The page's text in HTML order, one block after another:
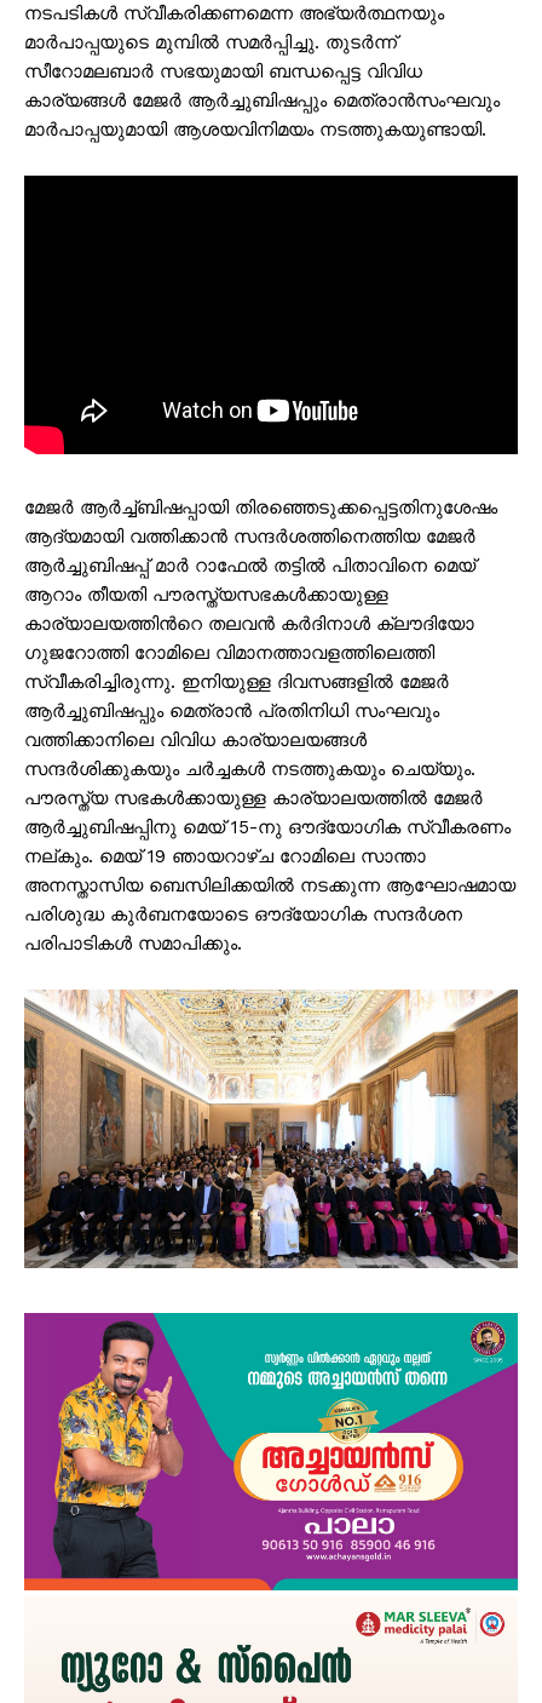
PALA VISION
നടപടികള്‍ സ്വീകരിക്കണമെന്ന അഭ്യര്‍ത്ഥനയും
മാര്‍പാപ്പയുടെ മുമ്പില്‍ സമര്‍പ്പിച്ചു. തുടര്‍ന്ന്
സീറോമലബാര്‍ സഭയുമായി ബന്ധപ്പെട്ട വിവിധ
കാര്യങ്ങള്‍ മേജര്‍ ആര്‍ച്ചുബിഷപ്പും മെത്രാന്‍സംഘവും
മാര്‍പാപ്പയുമായി ആശയവിനിമയം നടത്തുകയുണ്ടായി.
മേജര്‍ ആര്‍ച്ച്ബിഷപ്പായി തിരഞ്ഞെടുക്കപ്പെട്ടതിനുശേഷം
ആദ്യമായി വത്തിക്കാന്‍ സന്ദര്‍ശത്തിനെത്തിയ മേജര്‍
ആര്‍ച്ചുബിഷപ്പ് മാര്‍ റാഫേല്‍ തട്ടില്‍ പിതാവിനെ മെയ്
ആറാം തീയതി പൗരസ്ത്യസഭകള്‍ക്കായുള്ള
കാര്യാലയത്തിന്‍റെ തലവന്‍ കര്‍ദിനാള്‍ ക്ലൗദിയോ
ഗുജറോത്തി റോമിലെ വിമാനത്താവളത്തിലെത്തി
സ്വീകരിച്ചിരുന്നു. ഇനിയുള്ള ദിവസങ്ങളില്‍ മേജര്‍
ആര്‍ച്ചുബിഷപ്പും മെത്രാന്‍ പ്രതിനിധി സംഘവും
വത്തിക്കാനിലെ വിവിധ കാര്യാലയങ്ങള്‍
സന്ദര്‍ശിക്കുകയും ചര്‍ച്ചകള്‍ നടത്തുകയും ചെയ്യും.
പൗരസ്ത്യ സഭകള്‍ക്കായുള്ള കാര്യാലയത്തില്‍ മേജര്‍
ആര്‍ച്ചുബിഷപ്പിനു മെയ് 15-നു ഔദ്യോഗിക സ്വീകരണം
നല്കും. മെയ് 19 ഞായറാഴ്ച റോമിലെ സാന്താ
അനസ്താസിയ ബെസിലിക്കയില്‍ നടക്കുന്ന ആഘോഷമായ
പരിശുദ്ധ കുര്‍ബനയോടെ ഔദ്യോഗിക സന്ദര്‍ശന
പരിപാടികള്‍ സമാപിക്കും.